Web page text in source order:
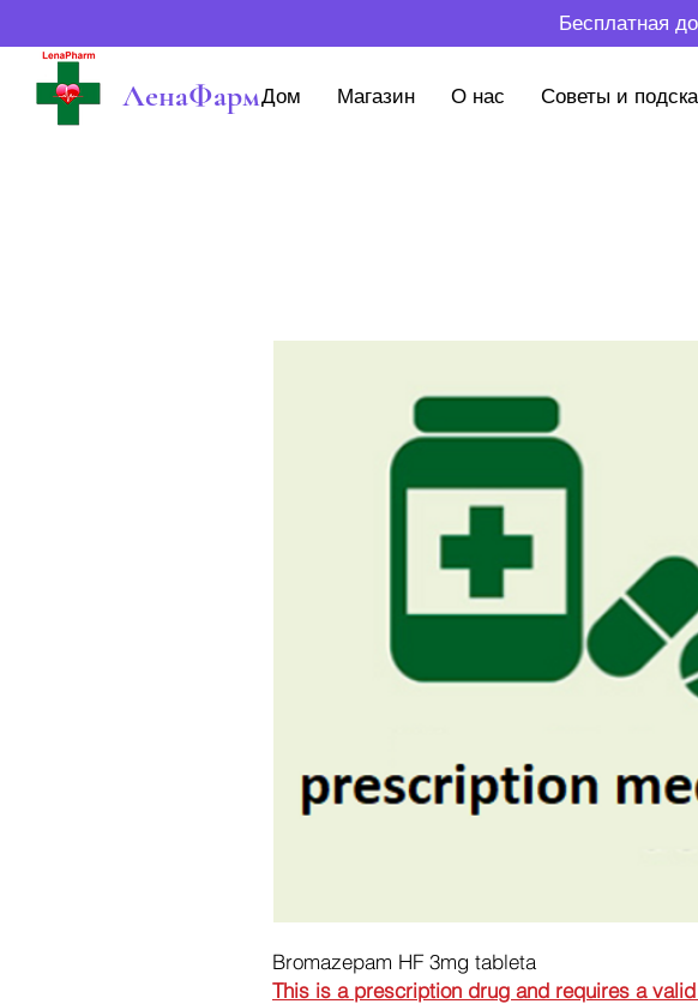
Бесплатная
ЛенаФармДом Магазин О нас Советы и
Bromazepam HF 3mg tableta
This is a prescription drug and requires a